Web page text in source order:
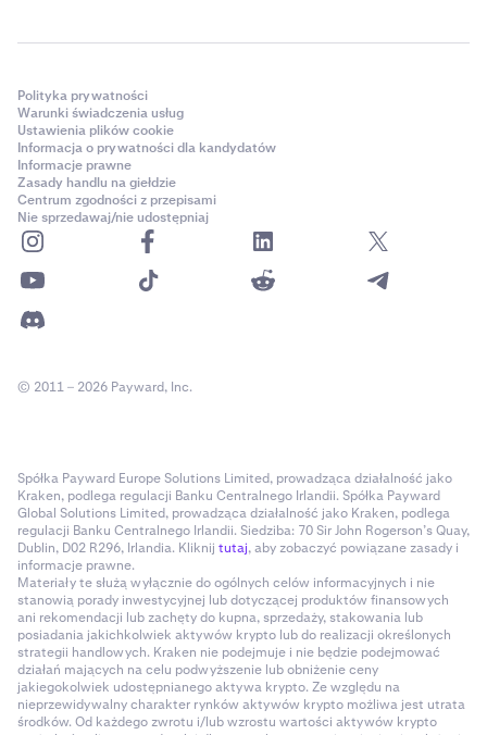
Polityka prywatności
Warunki świadczenia usług
Ustawienia plików cookie
Informacja o prywatności dla kandydatów
Informacje prawne
Zasady handlu na giełdzie
Centrum zgodności z przepisami
Nie sprzedawaj/nie udostępniaj
© 2011 – 2026 Payward, Inc.
Spółka Payward Europe Solutions Limited, prowadząca działalność jako
Kraken, podlega regulacji Banku Centralnego Irlandii. Spółka Payward
Global Solutions Limited, prowadząca działalność jako Kraken, podlega
regulacji Banku Centralnego Irlandii. Siedziba: 70 Sir John Rogerson’s Quay,
Dublin, D02 R296, Irlandia. Kliknij tutaj, aby zobaczyć powiązane zasady i
informacje prawne.
Materiały te służą wyłącznie do ogólnych celów informacyjnych i nie
stanowią porady inwestycyjnej lub dotyczącej produktów finansowych
ani rekomendacji lub zachęty do kupna, sprzedaży, stakowania lub
posiadania jakichkolwiek aktywów krypto lub do realizacji określonych
strategii handlowych. Kraken nie podejmuje i nie będzie podejmować
działań mających na celu podwyższenie lub obniżenie ceny
jakiegokolwiek udostępnianego aktywa krypto. Ze względu na
nieprzewidywalny charakter rynków aktywów krypto możliwa jest utrata
środków. Od każdego zwrotu i/lub wzrostu wartości aktywów krypto